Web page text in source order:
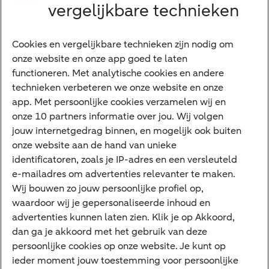
Diensten
VraagHugo
Corporate Finance
Tikkie zakelijk
Cyber Veilig & Zeker
Private Banking
Interessant
Sectoren & trends
Ondernemersverhalen
Valutacentrum
Alles over PSD2
vergelijkbare technieken
Cookies en vergelijkbare technieken zijn nodig om
onze website en onze app goed te laten
functioneren. Met analytische cookies en andere
technieken verbeteren we onze website en onze
app. Met persoonlijke cookies verzamelen wij en
onze 10 partners informatie over jou. Wij volgen
jouw internetgedrag binnen, en mogelijk ook buiten
onze website aan de hand van unieke
identificatoren, zoals je IP-adres en een versleuteld
e-mailadres om advertenties relevanter te maken.
Wij bouwen zo jouw persoonlijke profiel op,
waardoor wij je gepersonaliseerde inhoud en
advertenties kunnen laten zien. Klik je op Akkoord,
dan ga je akkoord met het gebruik van deze
persoonlijke cookies op onze website. Je kunt op
ieder moment jouw toestemming voor persoonlijke